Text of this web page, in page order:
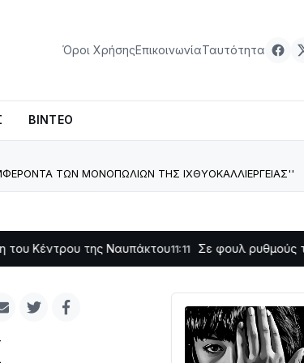
Όροι ΧρήσηςΕπικοινωνίαΤαυτότητα
ΒΊΝΤΕΟ
ΤΩΝ ΜΟΝΟΠΩΛΙΩΝ ΤΗΣ ΙΧΘΥΟΚΑΛΛΙΕΡΓΕΙΑΣ''
της Ναυπάκτου 11:11 Σε φουλ ρυθμούς το τμήμα